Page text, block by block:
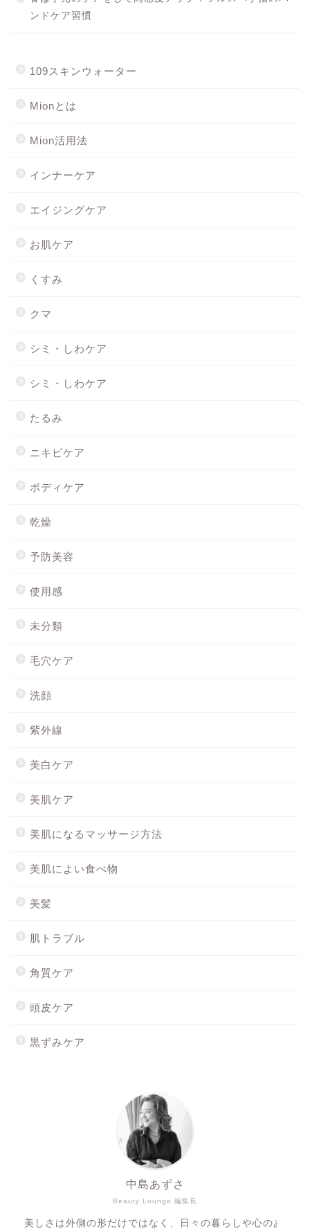
ンドケア習慣
109スキンウォーター
Mionとは
Mion活用法
インナーケア
エイジングケア
お肌ケア
くすみ
クマ
シミ・しわケア
シミ・しわケア
たるみ
ニキビケア
ボディケア
乾燥
予防美容
使用感
未分類
毛穴ケア
洗顔
紫外線
美白ケア
美肌ケア
美肌になるマッサージ方法
美肌によい食べ物
美髪
肌トラブル
角質ケア
頭皮ケア
黒ずみケア
Beauty Lounge 編集長
中島あずさ
美しさは外側の形だけではなく、日々の暮らしや心のあ
Mionを購入する
スキンウォーターを購入す